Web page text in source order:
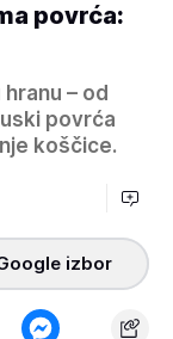
povrća:
– od
povrća
koščice.
izbor